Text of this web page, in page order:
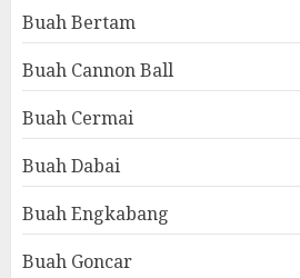
Buah Bertam
Buah Cannon Ball
Buah Cermai
Buah Dabai
Buah Engkabang
Buah Goncar